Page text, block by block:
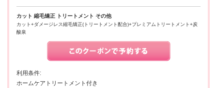
カット 縮毛矯正 トリートメント その他
カット+ダメージレス縮毛矯正(トリートメント配合)+プレミアムトリートメント+炭
酸泉
利用条件:
ホームケアトリートメント付き